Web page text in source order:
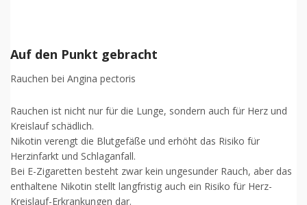
Auf den Punkt gebracht
Rauchen bei Angina pectoris
Rauchen ist nicht nur für die Lunge, sondern auch für Herz und
Kreislauf schädlich.
Nikotin verengt die Blutgefäße und erhöht das Risiko für
Herzinfarkt und Schlaganfall.
Bei E-Zigaretten besteht zwar kein ungesunder Rauch, aber das
enthaltene Nikotin stellt langfristig auch ein Risiko für Herz-
Kreislauf-Erkrankungen dar.